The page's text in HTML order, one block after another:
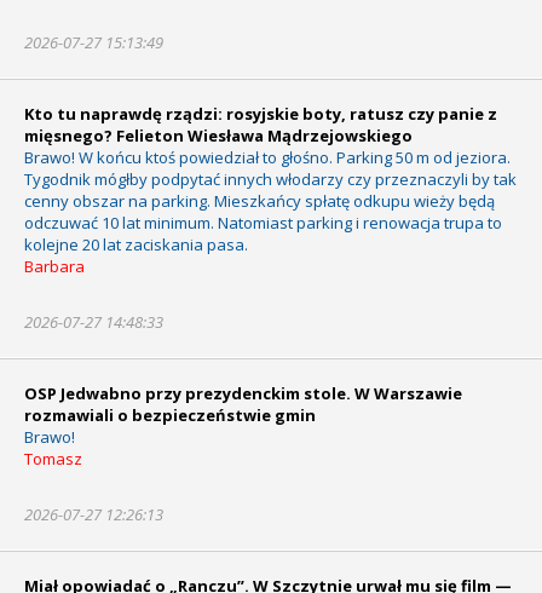
2026-07-27 15:13:49
Kto tu naprawdę rządzi: rosyjskie boty, ratusz czy panie z
mięsnego? Felieton Wiesława Mądrzejowskiego
Brawo! W końcu ktoś powiedział to głośno. Parking 50 m od jeziora.
Tygodnik mógłby podpytać innych włodarzy czy przeznaczyli by tak
cenny obszar na parking. Mieszkańcy spłatę odkupu wieży będą
odczuwać 10 lat minimum. Natomiast parking i renowacja trupa to
kolejne 20 lat zaciskania pasa.
Barbara
2026-07-27 14:48:33
OSP Jedwabno przy prezydenckim stole. W Warszawie
rozmawiali o bezpieczeństwie gmin
Brawo!
Tomasz
2026-07-27 12:26:13
Miał opowiadać o „Ranczu”. W Szczytnie urwał mu się film —